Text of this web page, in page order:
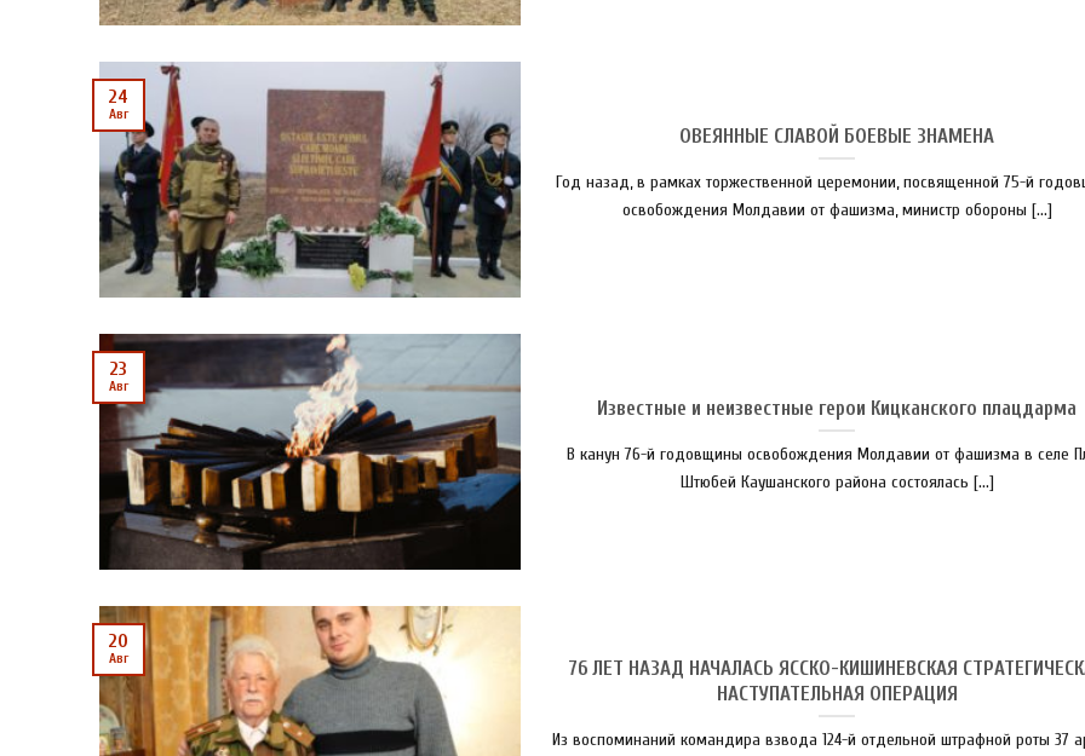
ОВЕЯННЫЕ СЛАВОЙ БОЕВЫЕ ЗНАМЕНА
Год назад, в рамках торжественной церемонии, посвященной 75-й
освобождения Молдавии от фашизма, министр обороны [...]
24
Авг
Известные и неизвестные герои Кицканского плацдарма
В канун 76-й годовщины освобождения Молдавии от фашизма в селе
Штюбей Каушанского района состоялась [...]
23
Авг
76 ЛЕТ НАЗАД НАЧАЛАСЬ ЯССКО-КИШИНЕВСКАЯ
НАСТУПАТЕЛЬНАЯ ОПЕРАЦИЯ
Из воспоминаний командира взвода 124-й отдельной штрафной роты 37
20
Авг